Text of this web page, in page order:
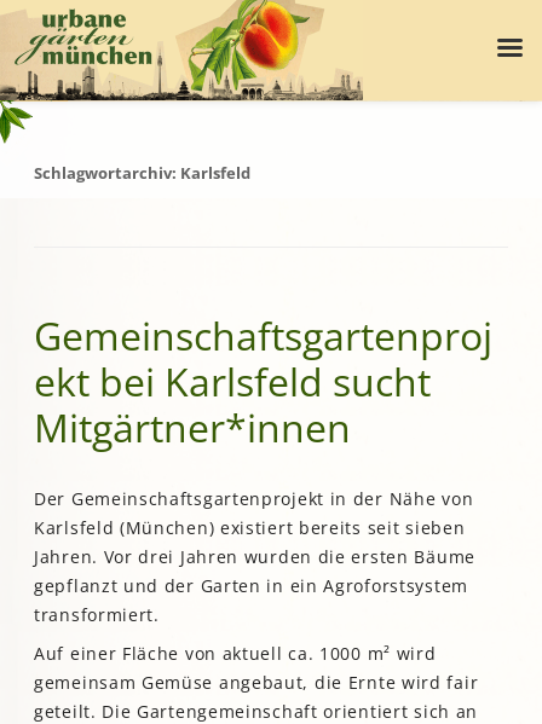
Schlagwortarchiv: Karlsfeld
Gemeinschaftsgartenproj
ekt bei Karlsfeld sucht
Mitgärtner*innen
Der Gemeinschaftsgartenprojekt in der Nähe von
Karlsfeld (München) existiert bereits seit sieben
Jahren. Vor drei Jahren wurden die ersten Bäume
gepflanzt und der Garten in ein Agroforstsystem
transformiert.
Auf einer Fläche von aktuell ca. 1000 m² wird
gemeinsam Gemüse angebaut, die Ernte wird fair
geteilt. Die Gartengemeinschaft orientiert sich an